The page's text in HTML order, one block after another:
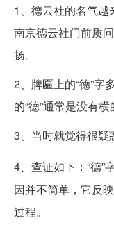
1、德云社的名气
南京德云社门前质
扬。
2、牌匾上的“德”字
的“德”通常是没有横
3、当时就觉得很疑
4、查证如下：“德”
因并不简单，它反
过程。